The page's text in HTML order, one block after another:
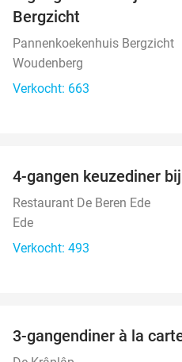
Bergzicht
Pannenkoekenhuis Bergzicht
Woudenberg
Verkocht: 663
4-gangen keuzediner
Restaurant De Beren Ede
Ede
Verkocht: 493
3-gangendiner à la